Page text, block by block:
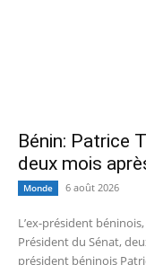
Bénin: Patrice
deux mois
Monde 6 août 2026
L’ex-président
Président du Sénat,
président béninois